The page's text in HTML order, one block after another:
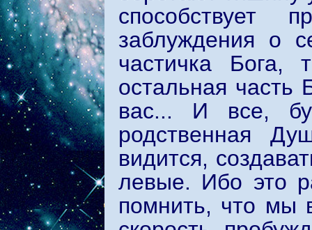
способствует
заблуждения о
частичка
остальная часть
вас... И все,
родственная
видится,
левые. Ибо это
помнить, что мы